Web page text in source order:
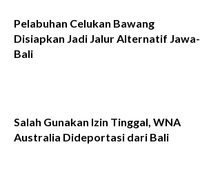
Pelabuhan Celukan Bawang
Disiapkan Jadi Jalur Alternatif Jawa-
Bali
Salah Gunakan Izin Tinggal, WNA
Australia Dideportasi dari Bali